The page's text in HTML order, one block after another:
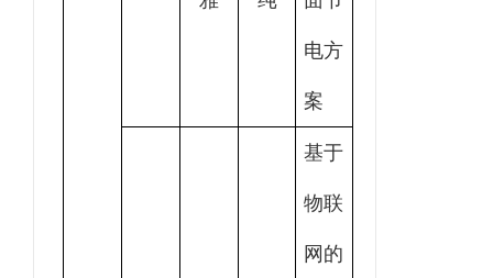
电方
案
基于
物联
网的